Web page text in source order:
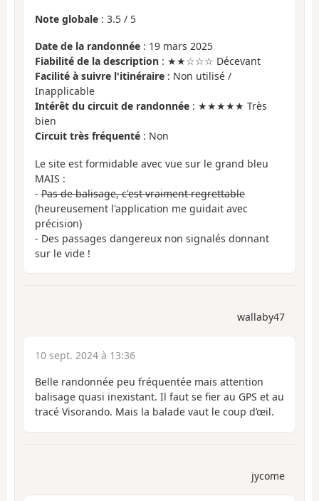
Note globale : 3.5 / 5
Date de la randonnée : 19 mars 2025
Fiabilité de la description : ★★☆☆☆ Décevant
Facilité à suivre l'itinéraire : Non utilisé /
Inapplicable
Intérêt du circuit de randonnée : ★★★★★ Très
bien
Circuit très fréquenté : Non
Le site est formidable avec vue sur le grand bleu
MAIS :
- Pas de balisage, c'est vraiment regrettable
(heureusement l'application me guidait avec
précision)
- Des passages dangereux non signalés donnant
sur le vide !
wallaby47
10 sept. 2024 à 13:36
Belle randonnée peu fréquentée mais attention
balisage quasi inexistant. Il faut se fier au GPS et au
tracé Visorando. Mais la balade vaut le coup d’œil.
jycome